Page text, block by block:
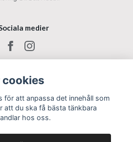
medier
cookies
för att anpassa det innehåll som
att du ska få bästa tänkbara
hos oss.